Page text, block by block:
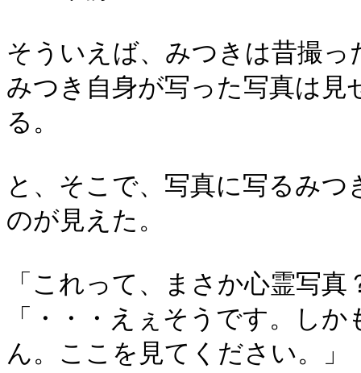
そういえば、みつきは昔撮
みつき自身が写った写真は
る。
と、そこで、写真に写るみ
のが見えた。
「これって、まさか心霊写真
「・・・えぇそうです。し
ん。ここを見てください。」